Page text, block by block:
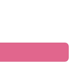
ĐỘ XUNG ĐIỆN